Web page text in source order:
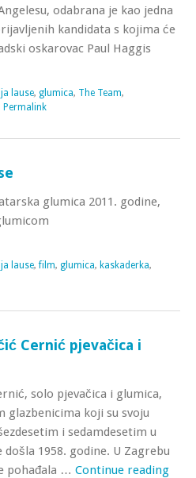
odabrana je kao jedna
kandidata s kojima će
oskarovac Paul Haggis
lause, glumica, The Team,
Permalink
glumica 2011. godine,
lause,film, glumica, kaskaderka,
Cernić pjevačica i
solo pjevačica i glumica,
koji su svoju
i sedamdesetim u
1958. godine. U Zagrebu
pohađala … Continue reading